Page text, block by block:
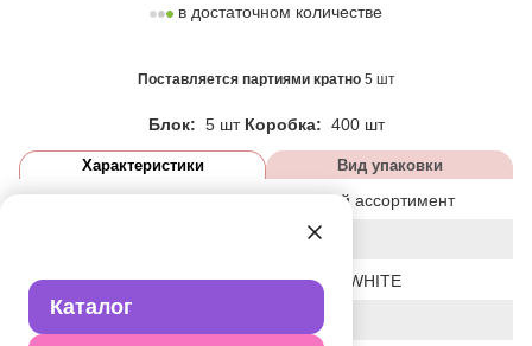
Каталог
в достаточном количестве
Поставляется партиями кратно 5 шт
Блок: 5 шт Коробка: 400 шт
Характеристики Вид упаковки
Статус базовый ассортимент
Любовь
Цвет БЕЛЫЙ/WHITE